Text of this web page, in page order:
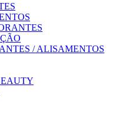
/ ALISAMENTOS